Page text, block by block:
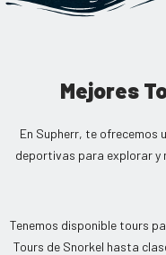
Mejores
En Supherr, te ofrecemos
deportivas para explorar y
Tenemos disponible tours
Tours de Snorkel hasta